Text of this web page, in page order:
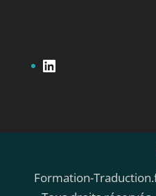
LinkedIn
Formation-